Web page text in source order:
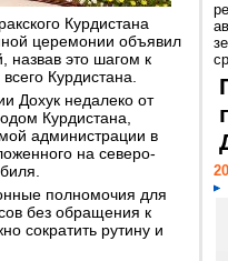
Курдистана
церемонии объявил
назвав это шагом к
Курдистана.
Дохук недалеко от
Курдистана,
администрации в
на северо-
полномочия для
без обращения к
сократить рутину и